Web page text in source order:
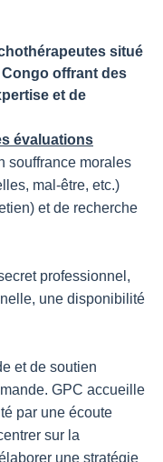
situé
offrant des
et de
évaluations
souffrance morales
mal-être, etc.)
et de recherche
professionnel,
une disponibilité
et de soutien
GPC accueille
par une écoute
sur la
une stratégie